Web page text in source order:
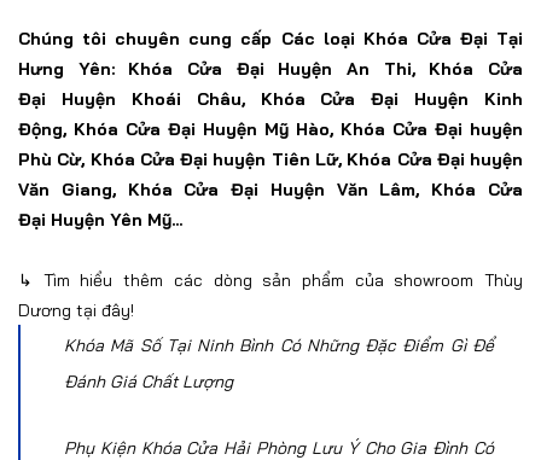
Chúng tôi chuyên cung cấp Các loại Khóa Cửa Đại Tại
Hưng Yên: Khóa Cửa Đại Huyện An Thi, Khóa Cửa
Đại Huyện Khoái Châu, Khóa Cửa Đại Huyện Kinh
Động, Khóa Cửa Đại Huyện Mỹ Hào, Khóa Cửa Đại huyện
Phù Cừ, Khóa Cửa Đại huyện Tiên Lữ, Khóa Cửa Đại huyện
Văn Giang, Khóa Cửa Đại Huyện Văn Lâm, Khóa Cửa
Đại Huyện Yên Mỹ...
↳ Tìm hiểu thêm các dòng sản phẩm của showroom Thùy
Dương tại đây!
Khóa Mã Số Tại Ninh Bình Có Những Đặc Điểm Gì Để
Đánh Giá Chất Lượng
Phụ Kiện Khóa Cửa Hải Phòng Lưu Ý Cho Gia Đình Có